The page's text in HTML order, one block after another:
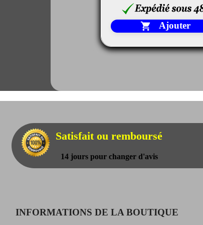
 Ajouter
Satisfait ou remboursé
14 jours pour changer d'avis
INFORMATIONS DE LA BOUTIQUE